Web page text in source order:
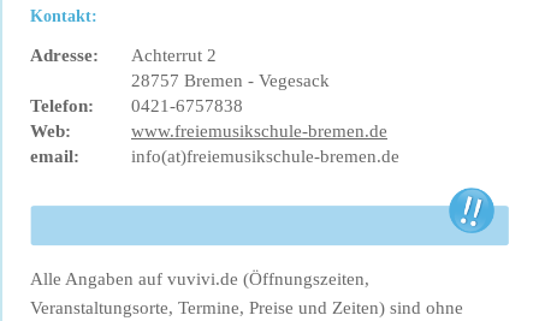
Kontakt:
Adresse:
Achterrut 2
28757 Bremen - Vegesack
Telefon:
0421-6757838
Web:
www.freiemusikschule-bremen.de
email:
info(at)freiemusikschule-bremen.de
Alle Angaben auf vuvivi.de (Öffnungszeiten,
Veranstaltungsorte, Termine, Preise und Zeiten) sind ohne